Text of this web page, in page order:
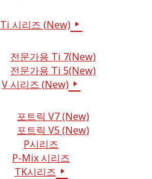
Ti 시리즈 (New)
전문가용 Ti 7(New)
전문가용 Ti 5(New)
V 시리즈 (New)
포트릭 V7 (New)
포트릭 V5 (New)
P시리즈
P-Mix 시리즈
TK시리즈